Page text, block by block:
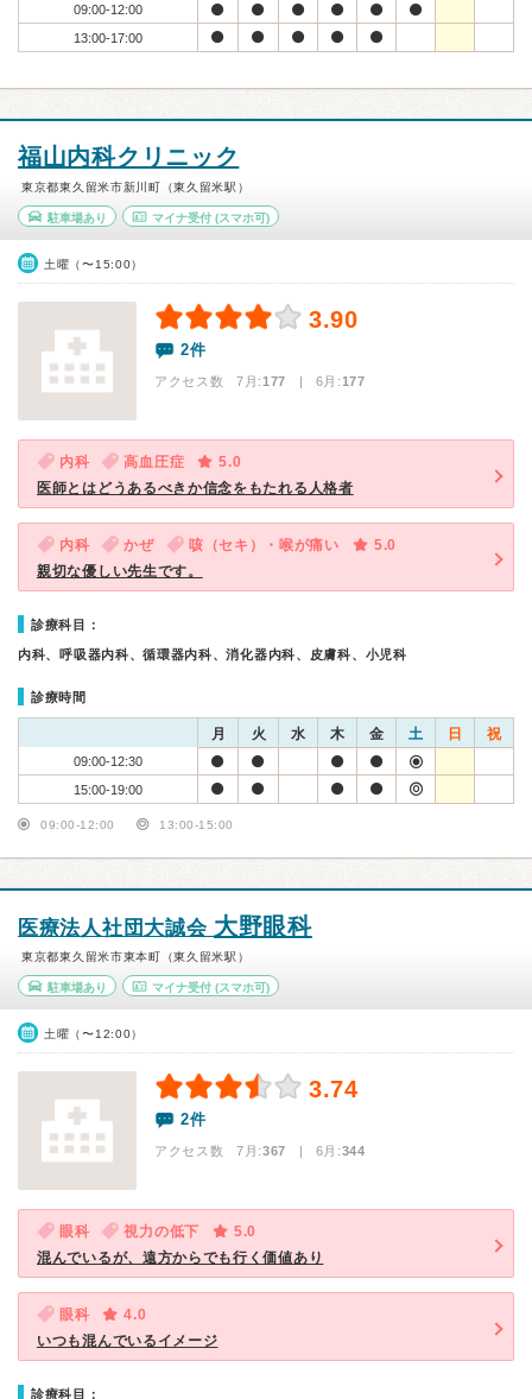
09:00-12:00
13:00-17:00
福山内科クリニック
東京都東久留米市新川町（東久留米駅）
駐車場あり マイナ受付(スマホ可)
土曜（〜15:00）
3.90
2件
アクセス数 7月:177 | 6月:177
内科 高血圧症
5.0
医師とはどうあるべきか信念をもたれる人格者
内科 かぜ 咳（セキ）・喉が痛い
5.0
親切な優しい先生です。
診療科目：
内科、呼吸器内科、循環器内科、消化器内科、皮膚科、小児科
診療時間
月 火 水 木 金 土 日 祝
09:00-12:30
15:00-19:00
09:00-12:00 13:00-15:00
医療法人社団大誠会 大野眼科
東京都東久留米市東本町（東久留米駅）
駐車場あり マイナ受付(スマホ可)
土曜（〜12:00）
3.74
2件
アクセス数 7月:367 | 6月:344
眼科 視力の低下
5.0
混んでいるが、遠方からでも行く価値あり
眼科
4.0
いつも混んでいるイメージ
診療科目：